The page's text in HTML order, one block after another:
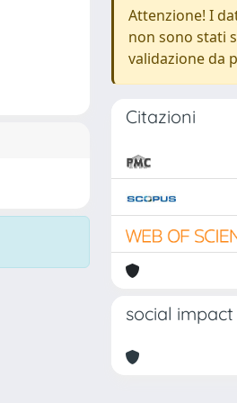
Attenzione! I
non sono stati
validazione da
Citazioni
social impact